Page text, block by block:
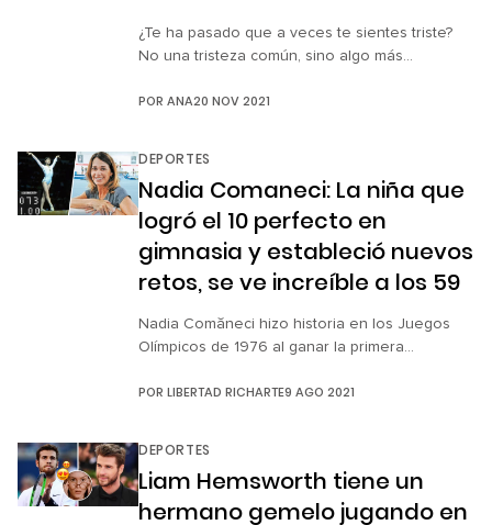
¿Te ha pasado que a veces te sientes triste?
No una tristeza común, sino algo más
pensar que puede ser un problema serio. Si la
que se ha […]
POR ANA20 NOV 2021
DEPORTES
Nadia Comaneci: La niña que
logró el 10 perfecto en
gimnasia y estableció nuevos
retos, se ve increíble a los 59
Nadia Comăneci hizo historia en los Juegos
Olímpicos de 1976 al ganar la primera
presentación en las barras asimétricas. Su
gimnasta rumana sumó otras seis calificaciones
de 10 […]
POR LIBERTAD RICHARTE9 AGO 2021
DEPORTES
Liam Hemsworth tiene un
hermano gemelo jugando en